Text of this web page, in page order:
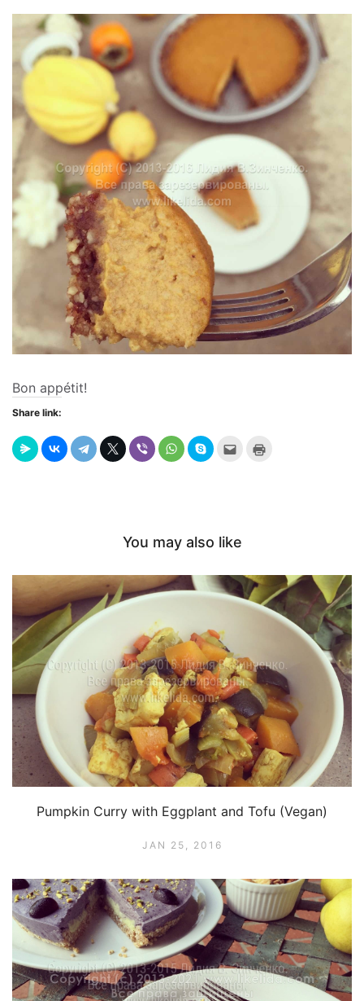
Bon appétit!
Share link:
Send
this
You may also like
Pumpkin Curry with Eggplant and Tofu (Vegan)
JAN 25, 2016